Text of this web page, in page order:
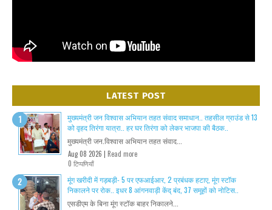
LATEST POST
मुख्यमंत्री जन विश्वास अभियान तहत संवाद समाधान.. तहसील ग्राउंड से 13
को वृहद तिरंगा यात्रा.. हर घर तिरंगा को लेकर भाजपा की बैठक..
मुख्यमंत्री जन.विश्वास अभियान तहत संवाद...
Aug 08 2026 | Read more
0 टिप्पणियाँ
मूंग खरीदी में गड़बड़ी- 5 पर एफआईआर, 2 प्रबंधक हटाए, मूंग स्टॉक
निकालने पर रोक.. इधर 8 आंगनवाड़ी केंद् बंद, 37 समूहों को नोटिस..
एसडीएम के बिना मूंग स्टॉक बाहर निकालने...